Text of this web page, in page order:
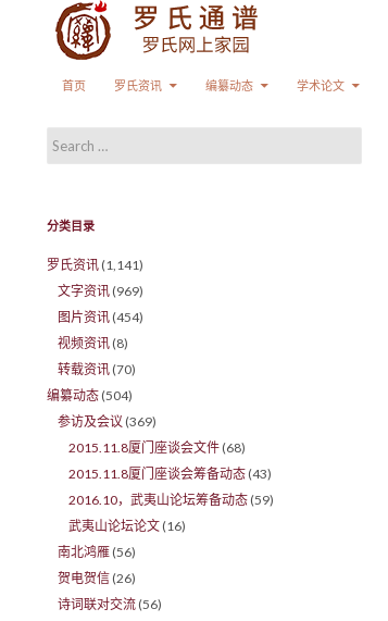
首页
罗氏资讯 编纂动态 学术论文
Search for:
分类目录
罗氏资讯 (1,141)
文字资讯 (969)
图片资讯 (454)
视频资讯 (8)
转载资讯 (70)
编纂动态 (504)
参访及会议 (369)
2015.11.8厦门座谈会文件 (68)
2015.11.8厦门座谈会筹备动态 (43)
2016.10，武夷山论坛筹备动态 (59)
武夷山论坛论文 (16)
南北鸿雁 (56)
贺电贺信 (26)
诗词联对交流 (56)